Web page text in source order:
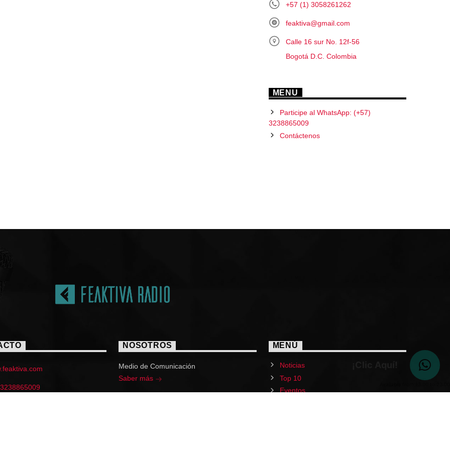
+57 (1) 3058261262
feaktiva@gmail.com
Calle 16 sur No. 12f-56
Bogotá D.C. Colombia
MENU
Participe al WhatsApp: (+57)
3238865009
Contáctenos
NOSOTROS
Medio de Comunicación
Saber más
MENÚ
Noticias
Top 10
Eventos